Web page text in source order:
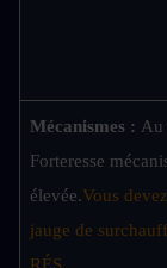
Mécanismes :
Forteresse
élevée.Vous
jauge de